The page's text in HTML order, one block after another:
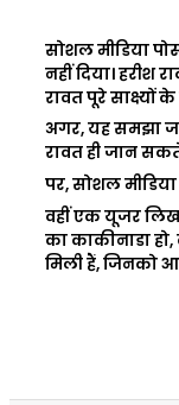
सोशल मीडिया
नहीं दिया। हरीश
रावत पूरे साक्ष्यों
अगर, यह समझा
रावत ही जान
पर, सोशल
वहीं एक यूजर
का काकीनाडा
मिली हैं, जिनको